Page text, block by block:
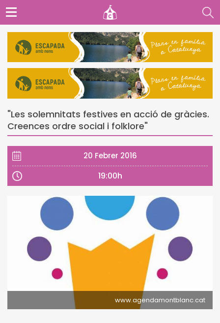
"Les solemnitats festives en acció de gràcies.
Creences ordre social i folklore"
20 Febrer 2016
19:00h
www.agendamontblanc.cat